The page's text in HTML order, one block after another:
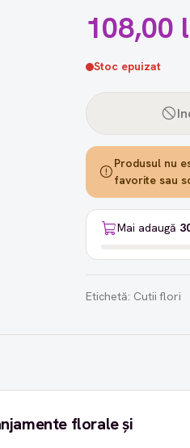
108,00
Stoc epuizat
Produsul nu
favorite sau
Mai adaugă
Etichetă: Cutii flori
florale și